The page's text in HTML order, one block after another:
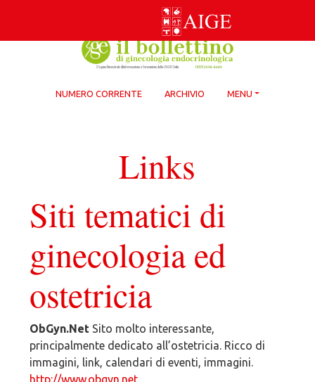
NUMERO CORRENTE ARCHIVIO MENU
Links
Siti tematici di
ginecologia ed
ostetricia
ObGyn.NetSito molto interessante,
principalmente dedicato all’ostetricia. Ricco di
immagini, link, calendari di eventi, immagini.
http://www.obgyn.net